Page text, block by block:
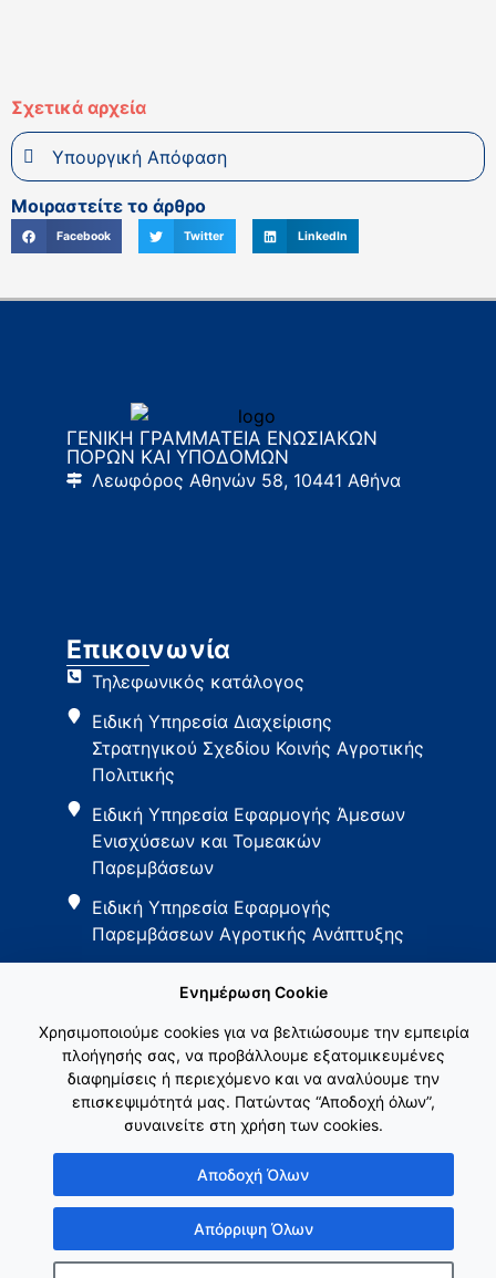
Σχετικά αρχεία
Υπουργική Απόφαση
Μοιραστείτε το άρθρο
Facebook Twitter LinkedIn
ΓΕΝΙΚΗ ΓΡΑΜΜΑΤΕΙΑ ΕΝΩΣΙΑΚΩΝ
ΠΟΡΩΝ ΚΑΙ ΥΠΟΔΟΜΩΝ
Λεωφόρος Αθηνών 58, 10441 Αθήνα
Επικοινωνία
Τηλεφωνικός κατάλογος
Ειδική Υπηρεσία Διαχείρισης
Στρατηγικού Σχεδίου Κοινής Αγροτικής
Πολιτικής
Ειδική Υπηρεσία Εφαρμογής Άμεσων
Ενισχύσεων και Τομεακών
Παρεμβάσεων
Ειδική Υπηρεσία Εφαρμογής
Παρεμβάσεων Αγροτικής Ανάπτυξης
Εθνικό Δίκτυο ΚΑΠ
Copyright © Γενική Γραμματεία Ενωσιακών Πόρων & Υποδομών
Κατασκευή ιστοσελίδαςλimeframe
Ενημέρωση Cookie
Χρησιμοποιούμε cookies για να βελτιώσουμε την εμπειρία
πλοήγησής σας, να προβάλλουμε εξατομικευμένες
διαφημίσεις ή περιεχόμενο και να αναλύουμε την
επισκεψιμότητά μας. Πατώντας “Αποδοχή όλων”,
συναινείτε στη χρήση των cookies.
Αποδοχή Όλων
Απόρριψη Όλων